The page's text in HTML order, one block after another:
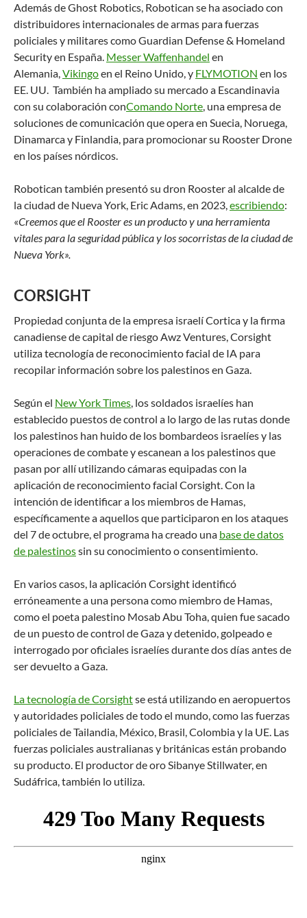
Además de Ghost Robotics, Robotican se ha asociado con
distribuidores internacionales de armas para fuerzas
policiales y militares como Guardian Defense & Homeland
Security en España. Messer Waffenhandel en
Alemania,Vikingoen el Reino Unido, y FLYMOTION en los
EE. UU. También ha ampliado su mercado a Escandinavia
con su colaboración conComando Norte, una empresa de
soluciones de comunicación que opera en Suecia, Noruega,
Dinamarca y Finlandia, para promocionar su Rooster Drone
en los países nórdicos.
Robotican también presentó su dron Rooster al alcalde de
la ciudad de Nueva York, Eric Adams, en 2023,escribiendo:
«Creemos que el Rooster es un producto y una herramienta
vitales para la seguridad pública y los socorristas de la ciudad de
Nueva York».
CORSIGHT
Propiedad conjunta de la empresa israelí Cortica y la firma
canadiense de capital de riesgo Awz Ventures, Corsight
utiliza tecnología de reconocimiento facial de IA para
recopilar información sobre los palestinos en Gaza.
Según el New York Times, los soldados israelíes han
establecido puestos de control a lo largo de las rutas donde
los palestinos han huido de los bombardeos israelíes y las
operaciones de combate y escanean a los palestinos que
pasan por allí utilizando cámaras equipadas con la
aplicación de reconocimiento facial Corsight. Con la
intención de identificar a los miembros de Hamas,
específicamente a aquellos que participaron en los ataques
del 7 de octubre, el programa ha creado una base de datos
de palestinossin su conocimiento o consentimiento.
En varios casos, la aplicación Corsight identificó
erróneamente a una persona como miembro de Hamas,
como el poeta palestino Mosab Abu Toha, quien fue sacado
de un puesto de control de Gaza y detenido, golpeado e
interrogado por oficiales israelíes durante dos días antes de
ser devuelto a Gaza.
La tecnología de Corsightse está utilizando en aeropuertos
y autoridades policiales de todo el mundo, como las fuerzas
policiales de Tailandia, México, Brasil, Colombia y la UE. Las
fuerzas policiales australianas y británicas están probando
su producto. El productor de oro Sibanye Stillwater, en
Sudáfrica, también lo utiliza.